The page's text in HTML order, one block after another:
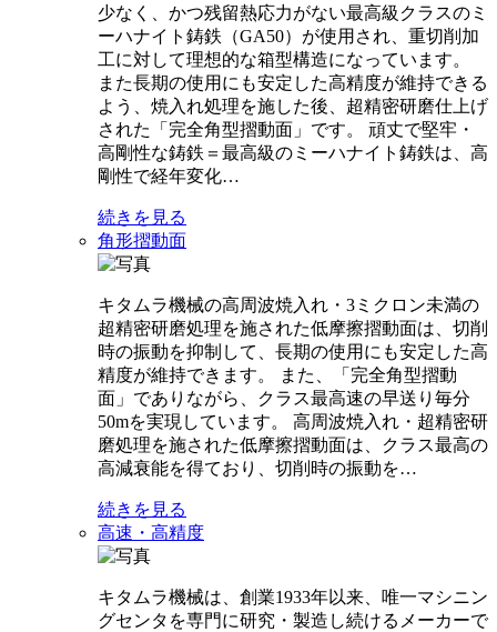
少なく、かつ残留熱応力がない最高級クラスのミ
ーハナイト鋳鉄（GA50）が使用され、重切削加
工に対して理想的な箱型構造になっています。
また長期の使用にも安定した高精度が維持できる
よう、焼入れ処理を施した後、超精密研磨仕上げ
された「完全角型摺動面」です。 頑丈で堅牢・
高剛性な鋳鉄＝最高級のミーハナイト鋳鉄は、高
剛性で経年変化…
続きを見る
角形摺動面
キタムラ機械の高周波焼入れ・3ミクロン未満の
超精密研磨処理を施された低摩擦摺動面は、切削
時の振動を抑制して、長期の使用にも安定した高
精度が維持できます。 また、「完全角型摺動
面」でありながら、クラス最高速の早送り毎分
50mを実現しています。 高周波焼入れ・超精密研
磨処理を施された低摩擦摺動面は、クラス最高の
高減衰能を得ており、切削時の振動を…
続きを見る
高速・高精度
キタムラ機械は、創業1933年以来、唯一マシニン
グセンタを専門に研究・製造し続けるメーカーで